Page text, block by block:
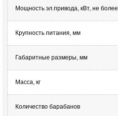
Мощность эл.привода, кВт, не более
Крупность питания, мм
Габаритные размеры, мм
Масса, кг
Количество барабанов